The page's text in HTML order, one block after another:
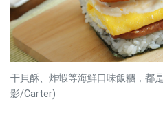
干貝酥、炸蝦等海鮮口味飯糰，都
影/Carter)